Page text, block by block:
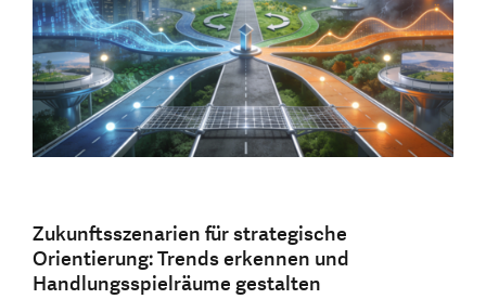
Zukunftsszenarien für strategische
Orientierung: Trends erkennen und
Handlungsspielräume gestalten